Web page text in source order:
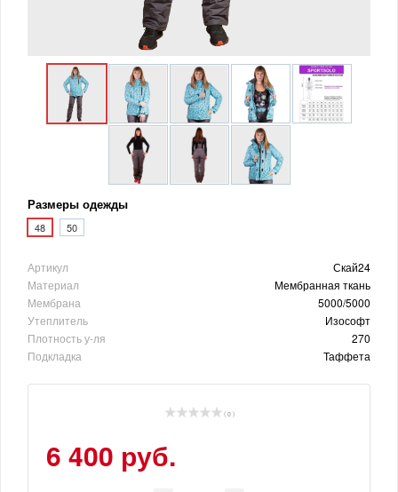
Размеры одежды
48 50
Артикул
Скай24
Материал
Мембранная ткань
Мембрана
5000/5000
Утеплитель
Изософт
Плотность у-ля
270
Подкладка
Таффета
( 0 )
6 400 руб.